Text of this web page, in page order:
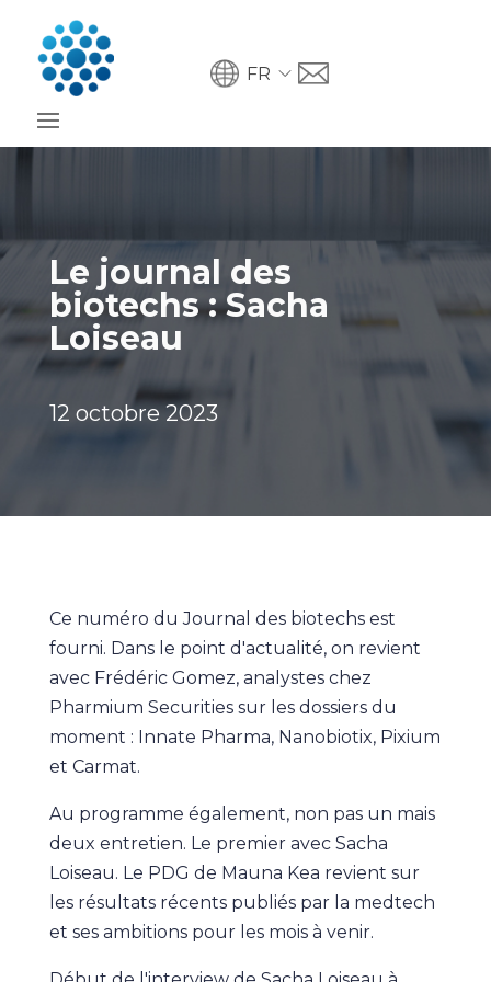
FR
Le journal des
biotechs : Sacha
Loiseau
12 octobre 2023
Ce numéro du Journal des biotechs est
fourni. Dans le point d'actualité, on revient
avec Frédéric Gomez, analystes chez
Pharmium Securities sur les dossiers du
moment : Innate Pharma, Nanobiotix, Pixium
et Carmat.
Au programme également, non pas un mais
deux entretien. Le premier avec Sacha
Loiseau. Le PDG de Mauna Kea revient sur
les résultats récents publiés par la medtech
et ses ambitions pour les mois à venir.